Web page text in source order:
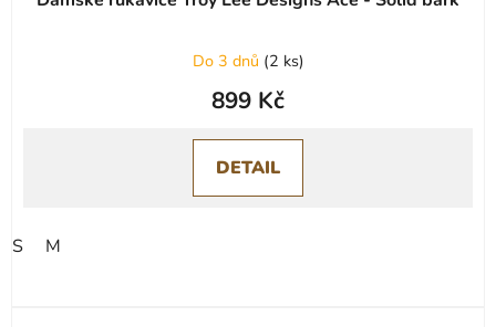
Do 3 dnů (2 ks)
899 Kč
DETAIL
S M